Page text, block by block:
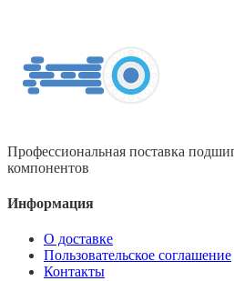
Профессиональная поставка
компонентов
Информация
О доставке
Пользовательское соглашение
Контакты